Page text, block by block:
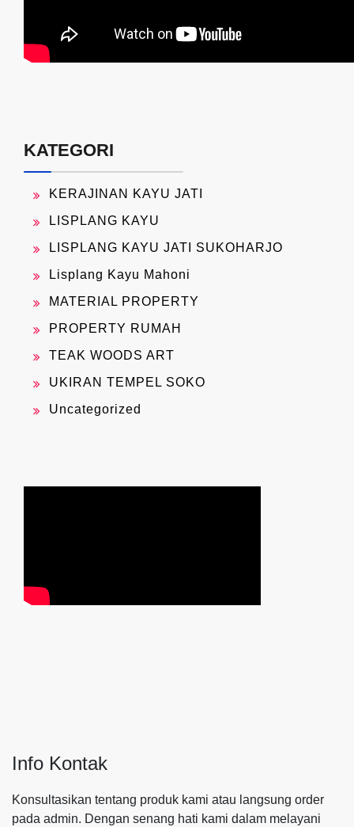
KATEGORI
KERAJINAN KAYU JATI
LISPLANG KAYU
LISPLANG KAYU JATI SUKOHARJO
Lisplang Kayu Mahoni
MATERIAL PROPERTY
PROPERTY RUMAH
TEAK WOODS ART
UKIRAN TEMPEL SOKO
Uncategorized
Info Kontak
Konsultasikan tentang produk kami atau langsung order
pada admin. Dengan senang hati kami dalam melayani